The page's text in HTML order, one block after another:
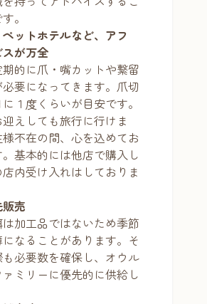
。
ットホテルなど、アフ
が万全
的に爪・嘴カットや繋留
要になってきます。爪切
１度くらいが目安です。
えしても旅行に行けま
不在の間、心を込めてお
基本的には他店で購入し
内受け入れはしておりま
売
加工品ではないため季節
なることがあります。そ
も必要数を確保し、オウル
ァミリーに優先的に供給し